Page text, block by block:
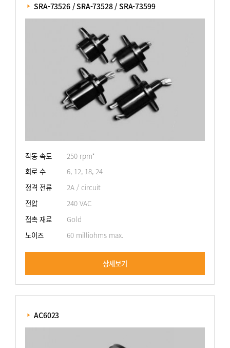
SRA-73526 / SRA-73528 / SRA-73599
작동 속도
250 rpm*
회로 수
6, 12, 18, 24
정격 전류
2A / circuit
전압
240 VAC
접촉 재료
Gold
노이즈
60 milliohms max.
상세보기
AC6023